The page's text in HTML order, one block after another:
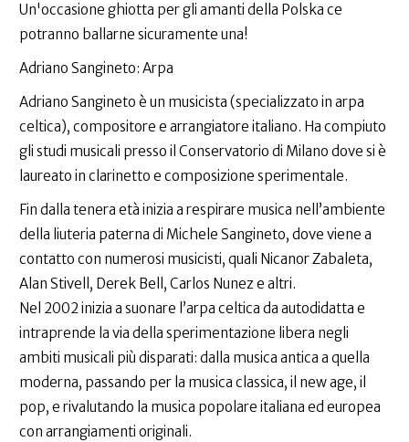
Un'occasione ghiotta per gli amanti della Polska ce
potranno ballarne sicuramente una!
Adriano Sangineto: Arpa
Adriano Sangineto è un musicista (specializzato in arpa
celtica), compositore e arrangiatore italiano. Ha compiuto
gli studi musicali presso il Conservatorio di Milano dove si è
laureato in clarinetto e composizione sperimentale.
Fin dalla tenera età inizia a respirare musica nell’ambiente
della liuteria paterna di Michele Sangineto, dove viene a
contatto con numerosi musicisti, quali Nicanor Zabaleta,
Alan Stivell, Derek Bell, Carlos Nunez e altri.
Nel 2002 inizia a suonare l’arpa celtica da autodidatta e
intraprende la via della sperimentazione libera negli
ambiti musicali più disparati: dalla musica antica a quella
moderna, passando per la musica classica, il new age, il
pop, e rivalutando la musica popolare italiana ed europea
con arrangiamenti originali.